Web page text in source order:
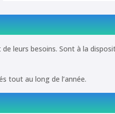
leurs besoins. Sont à la
tout au long de l’année.